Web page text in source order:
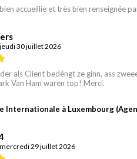
accueillie et très bien renseignée
30 juillet 2026
als Client bedéngt ze ginn, ass
Van Ham waren top! Merci.
Internationale à Luxembourg
29 juillet 2026